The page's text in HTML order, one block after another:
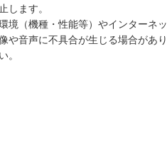
します。
境（機種・性能等）やインターネッ
や音声に不具合が生じる場合があり
。